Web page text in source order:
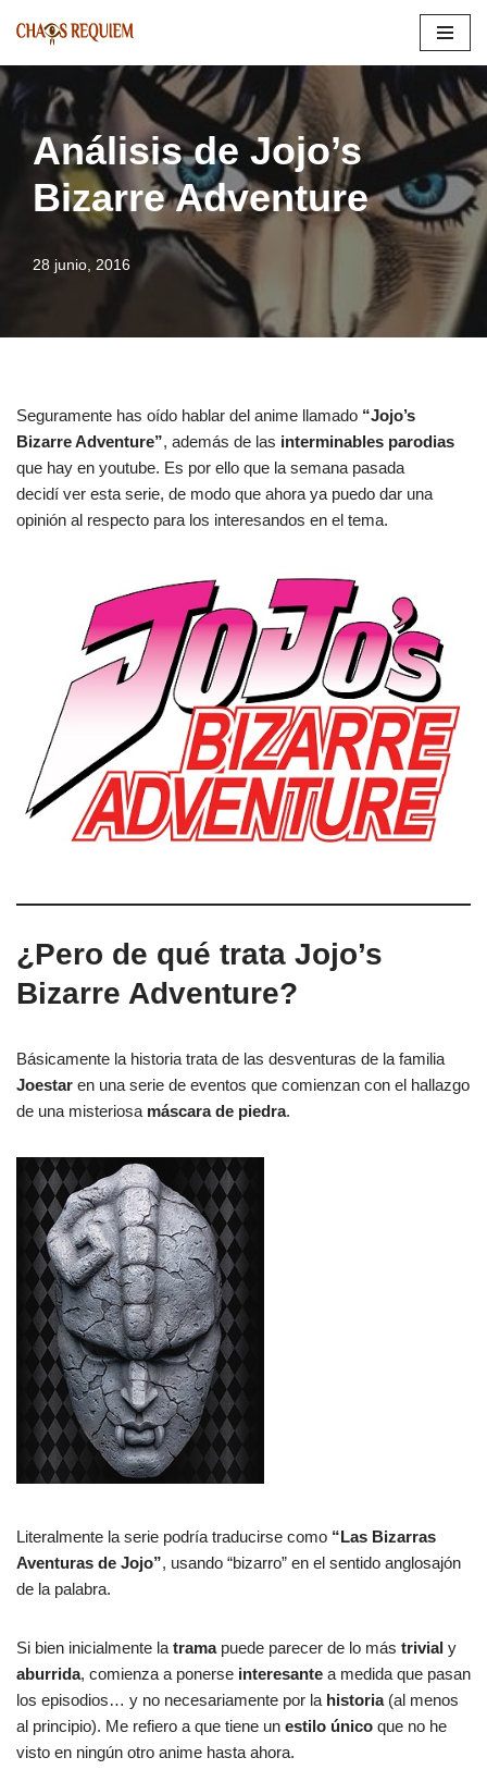
al
contenido
Análisis de Jojo’s
Bizarre Adventure
28 junio, 2016
Seguramente has oído hablar del anime llamado “Jojo’s
Bizarre Adventure”, además de las interminables parodias
que hay en youtube. Es por ello que la semana pasada
decidí ver esta serie, de modo que ahora ya puedo dar una
opinión al respecto para los interesandos en el tema.
¿Pero de qué trata Jojo’s
Bizarre Adventure?
Básicamente la historia trata de las desventuras de la familia
Joestar en una serie de eventos que comienzan con el hallazgo
de una misteriosa máscara de piedra.
Literalmente la serie podría traducirse como “Las Bizarras
Aventuras de Jojo”, usando “bizarro” en el sentido anglosajón
de la palabra.
Si bien inicialmente la tramapuede parecer de lo más trivial y
aburrida, comienza a ponerse interesante a medida que pasan
los episodios… y no necesariamente por la historia (al menos
al principio). Me refiero a que tiene un estilo único que no he
visto en ningún otro anime hasta ahora.